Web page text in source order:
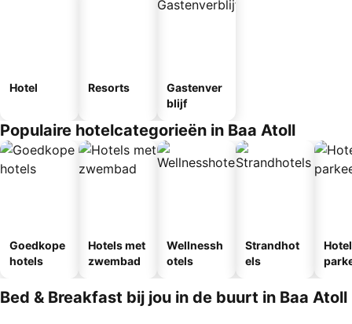
Hotel Resorts
Gastenver
blijf
Populaire hotelcategorieën in Baa Atoll
Goedkope
hotels
Hotels met
zwembad
Wellnessh
otels
Strandhot
els
Bed & Breakfast bij jou in de buurt in Baa Atoll